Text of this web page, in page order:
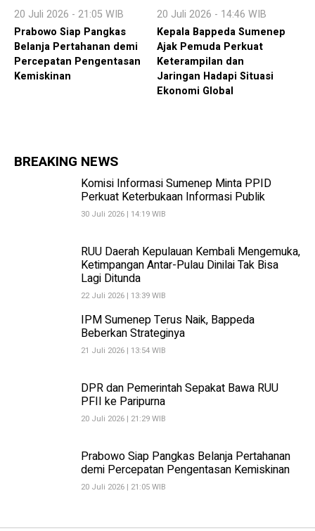
20 Juli 2026 - 21:05 WIB
Prabowo Siap Pangkas
Belanja Pertahanan demi
Percepatan Pengentasan
Kemiskinan
20 Juli 2026 - 14:46 WIB
Kepala Bappeda Sumenep
Ajak Pemuda Perkuat
Keterampilan dan
Jaringan Hadapi Situasi
Ekonomi Global
BREAKING NEWS
Komisi Informasi Sumenep Minta PPID
Perkuat Keterbukaan Informasi Publik
30 Juli 2026 | 14:19 WIB
RUU Daerah Kepulauan Kembali Mengemuka,
Ketimpangan Antar-Pulau Dinilai Tak Bisa
Lagi Ditunda
22 Juli 2026 | 13:39 WIB
IPM Sumenep Terus Naik, Bappeda
Beberkan Strateginya
21 Juli 2026 | 13:54 WIB
DPR dan Pemerintah Sepakat Bawa RUU
PFII ke Paripurna
20 Juli 2026 | 21:29 WIB
Prabowo Siap Pangkas Belanja Pertahanan
demi Percepatan Pengentasan Kemiskinan
20 Juli 2026 | 21:05 WIB